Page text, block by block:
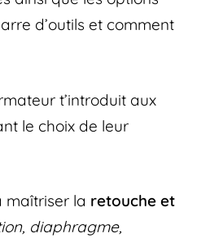
d’outils et comment
t’introduit aux
le choix de leur
maîtriser la retouche et
diaphragme,